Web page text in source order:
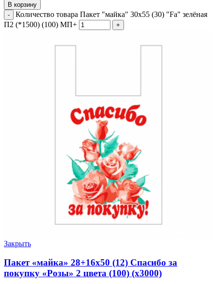
В корзину
Количество товара Пакет "майка" 30х55 (30) "Fa" зелёная
П2 (*1500) (100) МП+
Закрыть
Пакет «майка» 28+16х50 (12) Спасибо за
покупку «Розы» 2 цвета (100) (х3000)